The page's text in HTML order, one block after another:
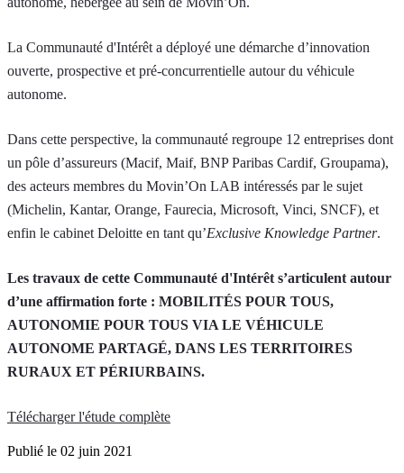
La Communauté d'Intérêt a déployé une démarche d’innovation
ouverte, prospective et pré-concurrentielle autour du véhicule
autonome.
Dans cette perspective, la communauté regroupe 12 entreprises dont
un pôle d’assureurs (Macif, Maif, BNP Paribas Cardif, Groupama),
des acteurs membres du Movin’On LAB intéressés par le sujet
(Michelin, Kantar, Orange, Faurecia, Microsoft, Vinci, SNCF), et
enfin le cabinet Deloitte en tant qu’Exclusive Knowledge Partner.
Les travaux de cette Communauté d'Intérêt s’articulent autour
d’une affirmation forte : MOBILITÉS POUR TOUS,
AUTONOMIE POUR TOUS VIA LE VÉHICULE
AUTONOME PARTAGÉ, DANS LES TERRITOIRES
RURAUX ET PÉRIURBAINS.
Télécharger l'étude complète
Publié le 02 juin 2021